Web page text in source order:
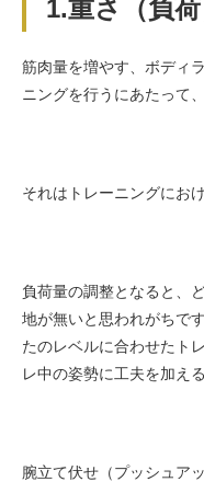
1.重さ（負
筋肉量を増やす、ボディ
ニングを行うにあたって
それはトレーニングにお
負荷量の調整となると、
地が無いと思われがちで
たのレベルに合わせたト
レ中の姿勢に工夫を加え
腕立て伏せ（プッシュア